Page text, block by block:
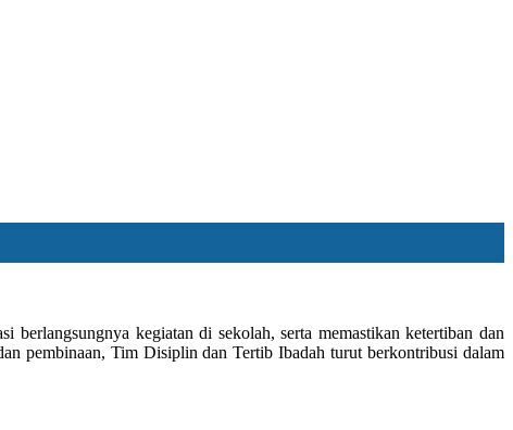
kegiatan di sekolah, serta memastikan ketertiban dan
pembinaan, Tim Disiplin dan Tertib Ibadah turut berkontribusi dalam